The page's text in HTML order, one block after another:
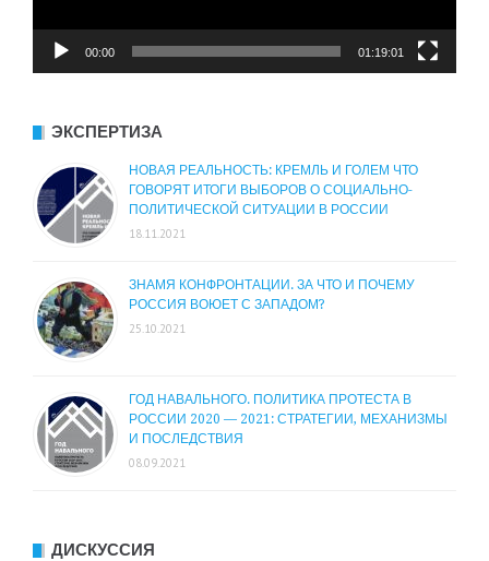
00:00 01:19:01
ЭКСПЕРТИЗА
НОВАЯ РЕАЛЬНОСТЬ: КРЕМЛЬ И ГОЛЕМ ЧТО
ГОВОРЯТ ИТОГИ ВЫБОРОВ О СОЦИАЛЬНО-
ПОЛИТИЧЕСКОЙ СИТУАЦИИ В РОССИИ
18.11.2021
ЗНАМЯ КОНФРОНТАЦИИ. ЗА ЧТО И ПОЧЕМУ
РОССИЯ ВОЮЕТ С ЗАПАДОМ?
25.10.2021
ГОД НАВАЛЬНОГО. ПОЛИТИКА ПРОТЕСТА В
РОССИИ 2020 — 2021: СТРАТЕГИИ, МЕХАНИЗМЫ
И ПОСЛЕДСТВИЯ
08.09.2021
ДИСКУССИЯ